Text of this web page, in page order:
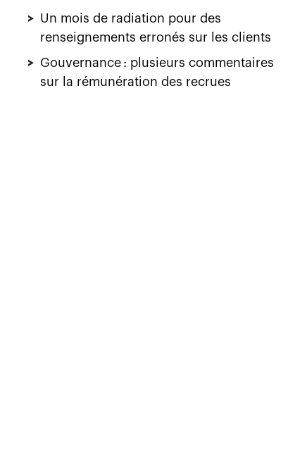
> Un mois de radiation pour des
renseignements erronés sur les clients
> Gouvernance : plusieurs commentaires
sur la rémunération des recrues